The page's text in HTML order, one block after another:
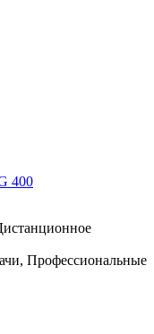
400
Профессиональные